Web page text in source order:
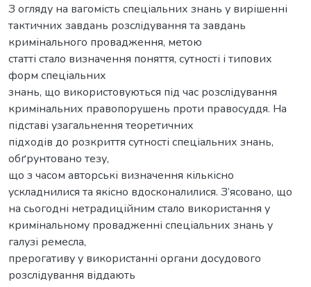
З огляду на вагомість спеціальних знань у вирішенні
тактичних завдань розслідування та завдань
кримінального провадження, метою
статті стало визначення поняття, сутності і типових
форм спеціальних
знань, що використовуються під час розслідування
кримінальних правопорушень проти правосуддя. На
підставі узагальнення теоретичних
підходів до розкриття сутності спеціальних знань,
обґрунтовано тезу,
що з часом авторські визначення кількісно
ускладнилися та якісно вдосконалилися. З’ясовано, що
на сьогодні нетрадиційним стало використання у
кримінальному провадженні спеціальних знань у
галузі ремесла,
прерогативу у використанні органи досудового
розслідування віддають